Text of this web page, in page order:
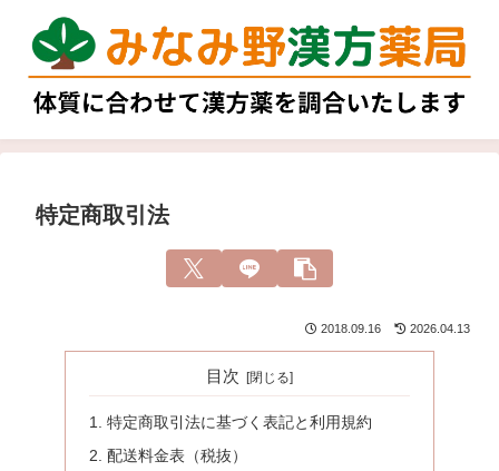
特定商取引法
2018.09.16 2026.04.13
目次
特定商取引法に基づく表記と利用規約
配送料金表（税抜）